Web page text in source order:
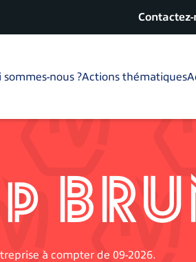
Contactez-
sommes-nous ?Actions thématiques
à compter de 09-2026.